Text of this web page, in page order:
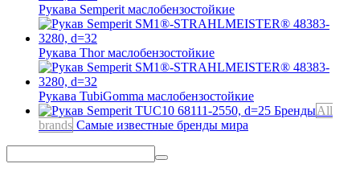
Рукава Semperit маслобензостойкие
Рукава Thorмаслобензостойкие
Рукава TubiGomma маслобензостойкие
БрендыAll
brands Самые известные бренды мира